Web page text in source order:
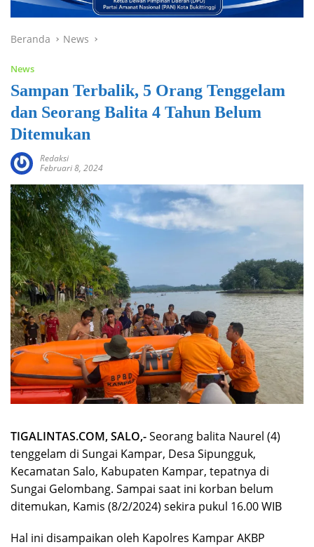
Beranda News
News
Sampan Terbalik, 5 Orang Tenggelam
dan Seorang Balita 4 Tahun Belum
Ditemukan
Redaksi
Februari 8, 2024
TIGALINTAS.COM, SALO,-Seorang balita Naurel (4)
tenggelam di Sungai Kampar, Desa Sipungguk,
Kecamatan Salo, Kabupaten Kampar, tepatnya di
Sungai Gelombang. Sampai saat ini korban belum
ditemukan, Kamis (8/2/2024) sekira pukul 16.00 WIB
Hal ini disampaikan oleh Kapolres Kampar AKBP